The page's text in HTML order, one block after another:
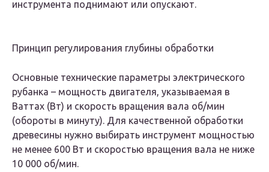
инструмента поднимают или опускают.
Принцип регулирования глубины обработки
Основные технические параметры электрического
рубанка – мощность двигателя, указываемая в
Ваттах (Вт) и скорость вращения вала об/мин
(обороты в минуту). Для качественной обработки
древесины нужно выбирать инструмент мощностью
не менее 600 Вт и скоростью вращения вала не ниже
10 000 об/мин.